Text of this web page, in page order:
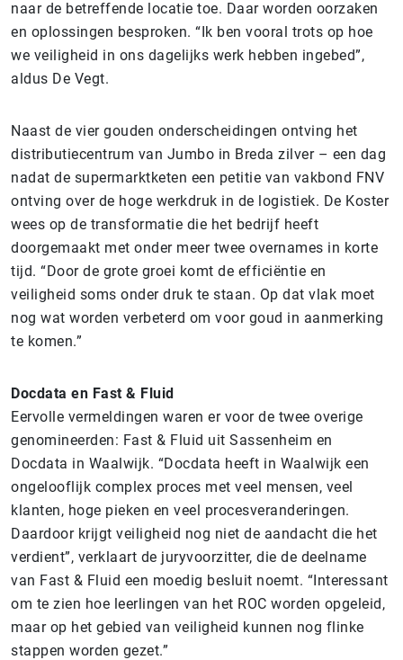
naar de betreffende locatie toe. Daar worden oorzaken
en oplossingen besproken. “Ik ben vooral trots op hoe
we veiligheid in ons dagelijks werk hebben ingebed”,
aldus De Vegt.
Naast de vier gouden onderscheidingen ontving het
distributiecentrum van Jumbo in Breda zilver – een dag
nadat de supermarktketen een petitie van vakbond FNV
ontving over de hoge werkdruk in de logistiek. De Koster
wees op de transformatie die het bedrijf heeft
doorgemaakt met onder meer twee overnames in korte
tijd. “Door de grote groei komt de efficiëntie en
veiligheid soms onder druk te staan. Op dat vlak moet
nog wat worden verbeterd om voor goud in aanmerking
te komen.”
Docdata en Fast & Fluid
Eervolle vermeldingen waren er voor de twee overige
genomineerden: Fast & Fluid uit Sassenheim en
Docdata in Waalwijk. “Docdata heeft in Waalwijk een
ongelooflijk complex proces met veel mensen, veel
klanten, hoge pieken en veel procesveranderingen.
Daardoor krijgt veiligheid nog niet de aandacht die het
verdient”, verklaart de juryvoorzitter, die de deelname
van Fast & Fluid een moedig besluit noemt. “Interessant
om te zien hoe leerlingen van het ROC worden opgeleid,
maar op het gebied van veiligheid kunnen nog flinke
stappen worden gezet.”